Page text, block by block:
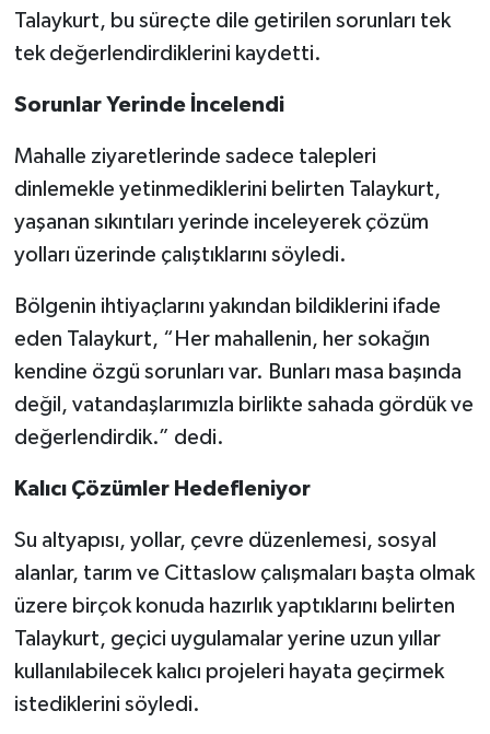
Talaykurt, bu süreçte dile getirilen sorunları tek
tek değerlendirdiklerini kaydetti.
Sorunlar Yerinde İncelendi
Mahalle ziyaretlerinde sadece talepleri
dinlemekle yetinmediklerini belirten Talaykurt,
yaşanan sıkıntıları yerinde inceleyerek çözüm
yolları üzerinde çalıştıklarını söyledi.
Bölgenin ihtiyaçlarını yakından bildiklerini ifade
eden Talaykurt, “Her mahallenin, her sokağın
kendine özgü sorunları var. Bunları masa başında
değil, vatandaşlarımızla birlikte sahada gördük ve
değerlendirdik.” dedi.
Kalıcı Çözümler Hedefleniyor
Su altyapısı, yollar, çevre düzenlemesi, sosyal
alanlar, tarım ve Cittaslow çalışmaları başta olmak
üzere birçok konuda hazırlık yaptıklarını belirten
Talaykurt, geçici uygulamalar yerine uzun yıllar
kullanılabilecek kalıcı projeleri hayata geçirmek
istediklerini söyledi.